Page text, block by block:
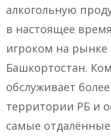
алкогольную
в настоящее
игроком на рынке
Башкортостан.
обслуживает
территории РБ и
самые отдалённые